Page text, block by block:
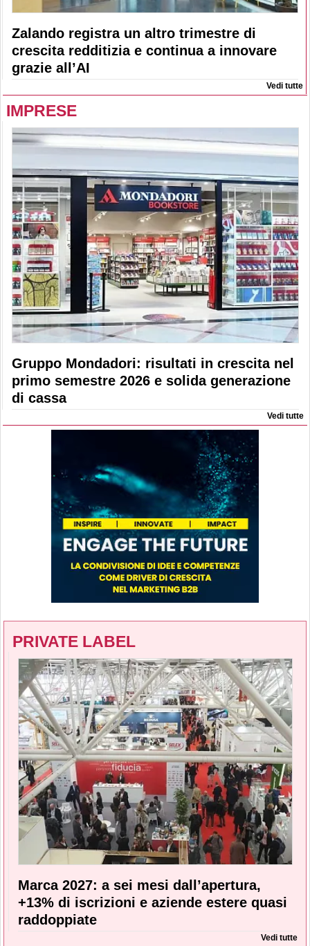
Zalando registra un altro trimestre di
crescita redditizia e continua a innovare
grazie all’AI
Vedi tutte
IMPRESE
Gruppo Mondadori: risultati in crescita nel
primo semestre 2026 e solida generazione
di cassa
Vedi tutte
PRIVATE LABEL
Marca 2027: a sei mesi dall’apertura,
+13% di iscrizioni e aziende estere quasi
raddoppiate
Vedi tutte